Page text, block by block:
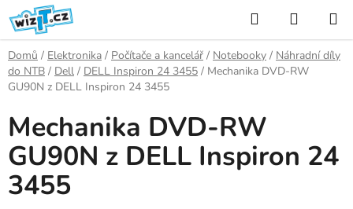
Přejít
na
obsah
Hledat
KOŠÍK
Domů / Elektronika / Počítače a kancelář / Notebooky / Náhradní díly
do NTB / Dell / DELL Inspiron 24 3455 / Mechanika DVD-RW
GU90N z DELL Inspiron 24 3455
Mechanika DVD-RW
GU90N z DELL Inspiron 24
3455